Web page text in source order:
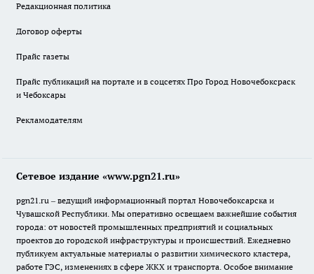
Редакционная политика
Договор оферты
Прайс газеты
Прайс публикаций на портале и в соцсетях Про Город Новочебоксраск
и Чебоксары
Рекламодателям
Сетевое издание «www.pgn21.ru»
pgn21.ru – ведущий информационный портал Новочебоксарска и
Чувашской Республики. Мы оперативно освещаем важнейшие события
города: от новостей промышленных предприятий и социальных
проектов до городской инфраструктуры и происшествий. Ежедневно
публикуем актуальные материалы о развитии химического кластера,
работе ГЭС, изменениях в сфере ЖКХ и транспорта. Особое внимание